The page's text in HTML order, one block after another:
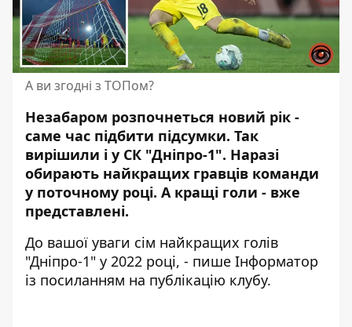
А ви згодні з ТОПом?
Незабаром розпочнеться новий рік -
саме час підбити підсумки. Так
вирішили і у СК "Дніпро-1". Наразі
обирають найкращих гравців команди
у поточному році. А кращі голи - вже
представлені.
До вашої уваги сім найкращих голів
"Дніпро-1" у 2022 році, - пише Інформатор
із посиланням на публікацію клубу.